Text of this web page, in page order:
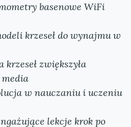
basenowe WiFi
krzeseł do wynajmu w
zwiększyła
w nauczaniu i uczeniu
lekcje krok po